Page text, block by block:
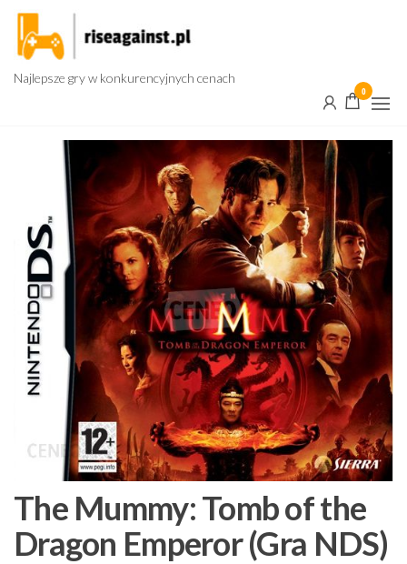
Przejdź
treści
Najlepsze gry w konkurencyjnych cenach
0
The Mummy: Tomb of the
Dragon Emperor (Gra NDS)